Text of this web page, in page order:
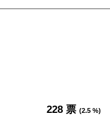
228 票 (2.5 %)